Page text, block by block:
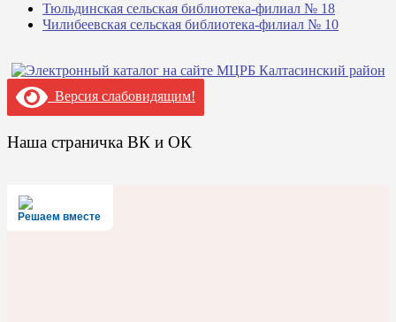
Тюльдинская сельская библиотека-филиал № 18
Чилибеевская сельская библиотека-филиал № 10
Версия слабовидящим!
Наша страничка ВК и ОК
Решаем вместе